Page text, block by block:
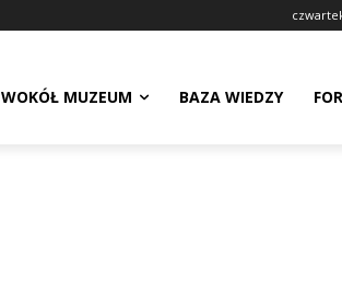
WOKÓŁ MUZEUM BAZA WIEDZY